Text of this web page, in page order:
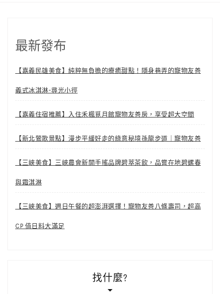
最新發布
【嘉義民雄美食】純粹無負擔的療癒甜點！隱身巷弄的寵物友善
義式冰淇淋-尋光小徑
【嘉義住宿推薦】入住禾楓覓月館寵物友善房，享受超大空間
【新北鶯歌景點】漫步平緩好走的綠意秘境孫龍步道｜寵物友善
【三峽美食】三峽農會新開手搖品牌碧萃茶飲，品嘗在地碧螺春
與霜淇淋
【三峽美食】週日午餐的超澎湃選擇！寵物友善八條壽司，超高
CP 值日料大滿足
找什麼?